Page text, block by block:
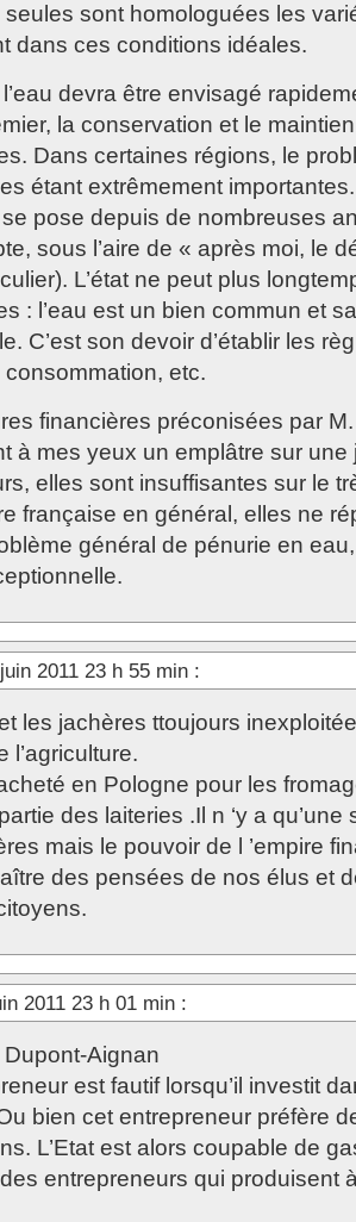
sont homologuées les
dans ces conditions idéales.
l’eau devra être envisagé
la conservation et le
Dans certaines régions, le
étant extrêmement
pose depuis de nombreuses
sous l’aire de « après moi, le
L’état ne peut plus
: l’eau est un bien commun et
C’est son devoir d’établir les
etc.
financières préconisées par
à mes yeux un emplâtre sur
elles sont insuffisantes sur le
française en général, elles ne
général de pénurie en
2011 23 h 55 min :
les jachères ttoujours
l’agriculture.
en Pologne pour les
des laiteries .Il n ‘y a
mais le pouvoir de l ’empire
des pensées de nos élus et
2011 23 h 01 min :
Aignan
est fautif lorsqu’il investit
bien cet entrepreneur préfère
L’Etat est alors coupable de
des entrepreneurs qui produisent